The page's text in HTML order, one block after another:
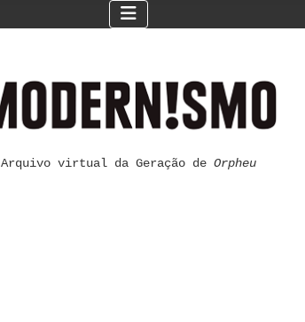
Arquivo virtual da Geração de Orpheu